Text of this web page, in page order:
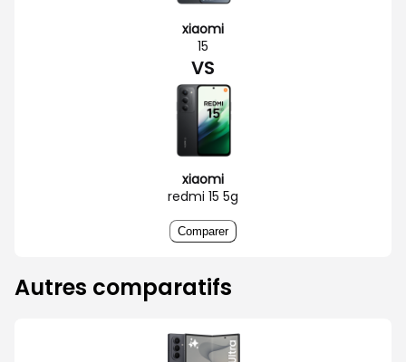
xiaomi
15
VS
xiaomi
redmi 15 5g
Comparer
Autres comparatifs